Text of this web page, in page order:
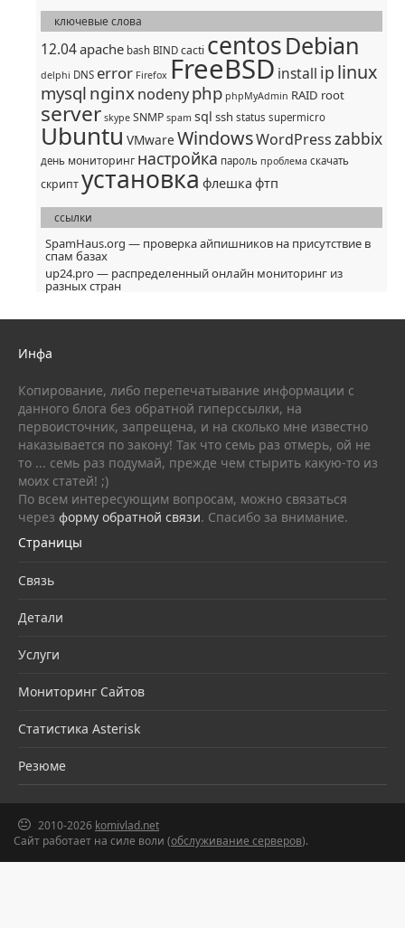
ключевые слова
12.04apache bash BIND cacti centosDebian
delphi DNS error Firefox FreeBSD install ip linux
mysql nginx nodenyphp phpMyAdmin RAID root
server skype SNMP spam sql ssh status supermicro
Ubuntu VMware WindowsWordPresszabbix
день мониторинг настройка пароль проблема скачать
скриптустановка флешка фтп
ссылки
SpamHaus.org — проверка айпишников на присутствие в
спам базах
up24.pro — распределенный онлайн мониторинг из
разных стран
Инфа
Копирование, либо перепечатывание информации с
данного блога без обратной гиперссылки, на
первоисточник, запрещена, и на сколько мне известно
наказывается по закону! Так что семь раз отмерь, ой не
то ... семь раз подумай, прежде чем стырить какую-то из
моих статей! ;)
По всем интересующим вопросам, можно связаться
через форму обратной связи. Спасибо за внимание.
Страницы
Связь
Детали
Услуги
Мониторинг Сайтов
Статистика Asterisk
Резюме
2010-2026 komivlad.net
Сайт работает на силе воли (обслуживание серверов).